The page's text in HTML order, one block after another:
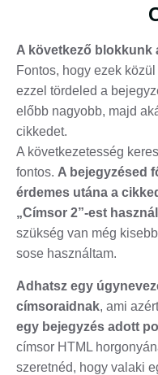
A következő blokkunk
Fontos, hogy ezek
ezzel tördeled a
előbb nagyobb, majd
cikkedet.
A következetesség
fontos. A bejegyzésed
érdemes utána a
„Címsor 2”-est
szükség van még
sose használtam.
Adhatsz egy
címsoraidnak, ami
egy bejegyzés adott
címsor HTML
szeretnéd, hogy valaki